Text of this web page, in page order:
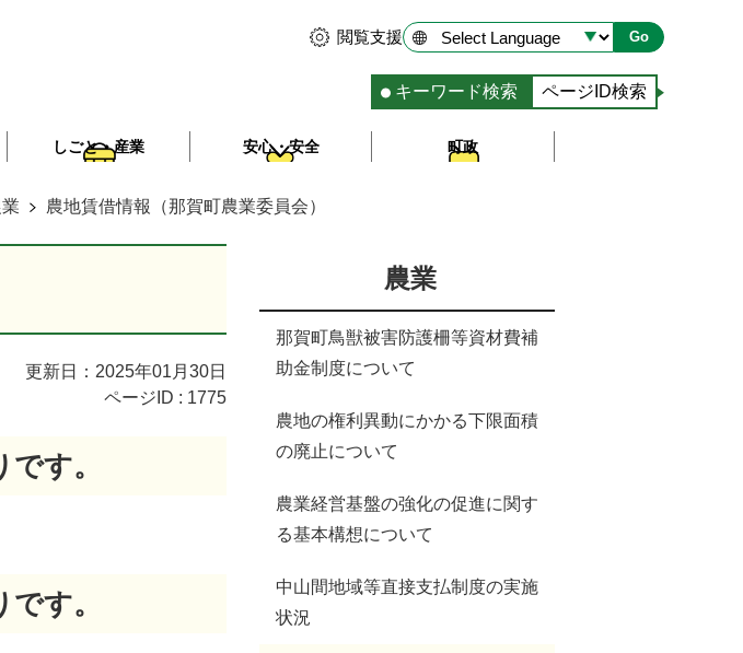
閲覧支援 Go
キーワード検索 ページID検索
しごと・産業 安心・安全 町政
農地賃借情報（那賀町農業委員会）
更新日：2025年01月30日
ページID : 1775
す。
す。
農業
那賀町鳥獣被害防護柵等資材費補
助金制度について
農地の権利異動にかかる下限面積
の廃止について
農業経営基盤の強化の促進に関す
る基本構想について
中山間地域等直接支払制度の実施
状況